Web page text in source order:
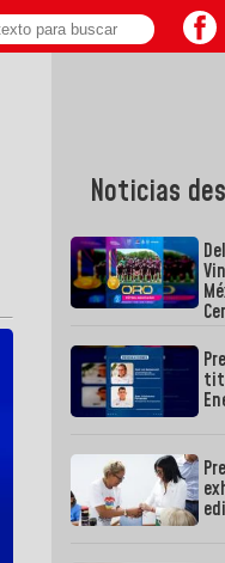
Noticias